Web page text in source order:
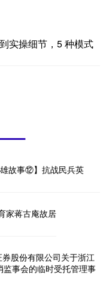
实操细节，5 种模式
故事⑫】抗战民兵英
家蒋古庵故居
股份有限公司关于浙江
事会的临时受托管理事